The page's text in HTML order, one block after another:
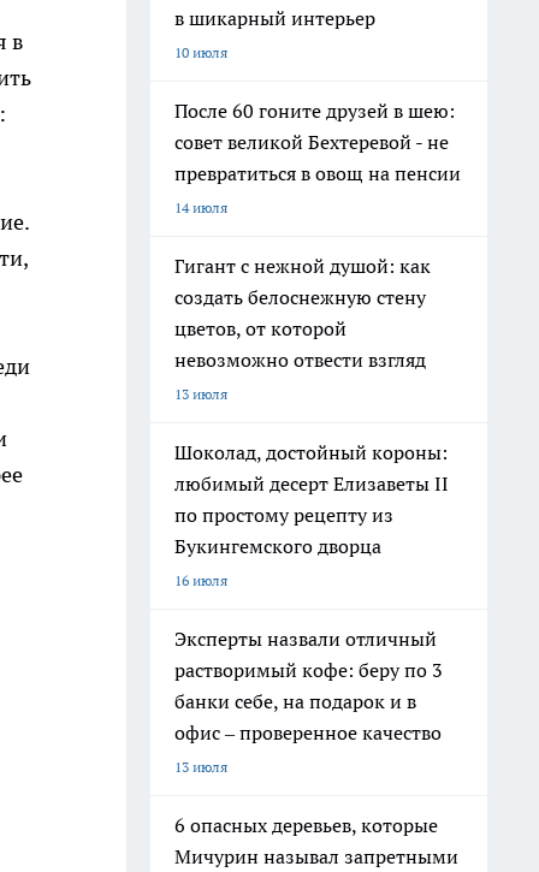
в
в шикарный интерьер
10 июля
После 60 гоните друзей в шею:
совет великой Бехтеревой - не
превратиться в овощ на пенсии
14 июля
Гигант с нежной душой: как
создать белоснежную стену
цветов, от которой
невозможно отвести взгляд
13 июля
Шоколад, достойный короны:
любимый десерт Елизаветы II
по простому рецепту из
Букингемского дворца
16 июля
Эксперты назвали отличный
растворимый кофе: беру по 3
банки себе, на подарок и в
офис – проверенное качество
13 июля
6 опасных деревьев, которые
Мичурин называл запретными